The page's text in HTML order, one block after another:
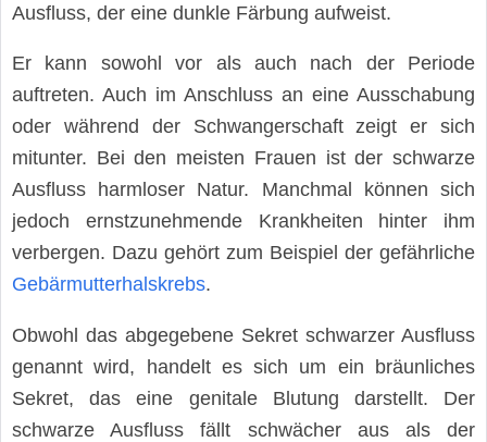
Ausfluss, der eine dunkle Färbung aufweist.
Er kann sowohl vor als auch nach der Periode
auftreten. Auch im Anschluss an eine Ausschabung
oder während der Schwangerschaft zeigt er sich
mitunter. Bei den meisten Frauen ist der schwarze
Ausfluss harmloser Natur. Manchmal können sich
jedoch ernstzunehmende Krankheiten hinter ihm
verbergen. Dazu gehört zum Beispiel der gefährliche
Gebärmutterhalskrebs.
Obwohl das abgegebene Sekret schwarzer Ausfluss
genannt wird, handelt es sich um ein bräunliches
Sekret, das eine genitale Blutung darstellt. Der
schwarze Ausfluss fällt schwächer aus als der